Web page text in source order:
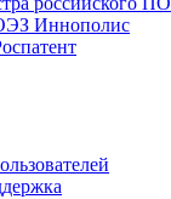
Иннополис